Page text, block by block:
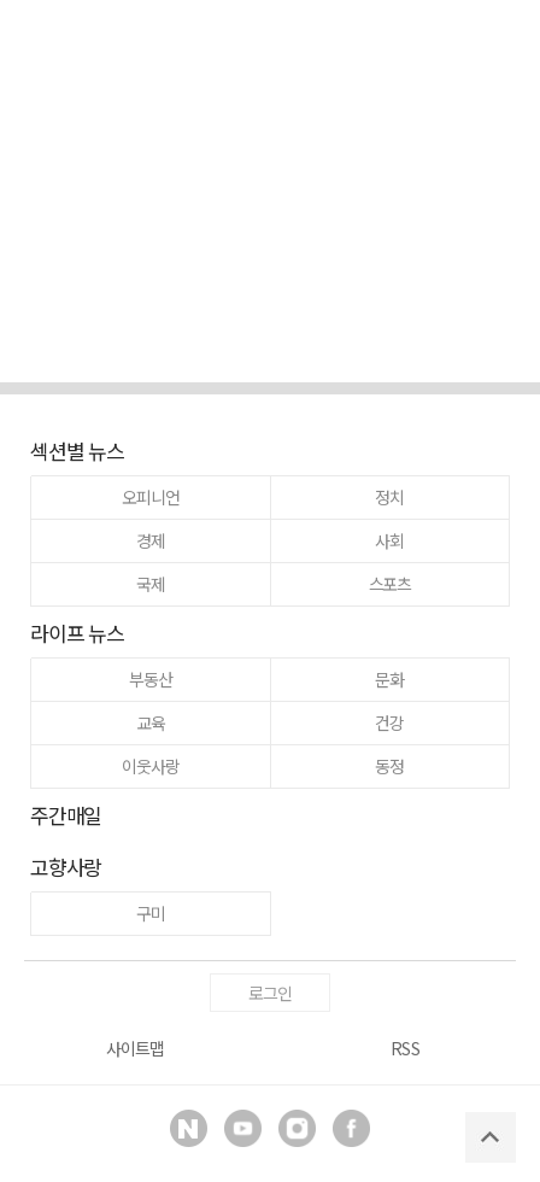
섹션별 뉴스
오피니언
정치
경제
사회
국제
스포츠
라이프 뉴스
부동산
문화
교육
건강
이웃사랑
동정
주간매일
고향사랑
구미
로그인
사이트맵 RSS